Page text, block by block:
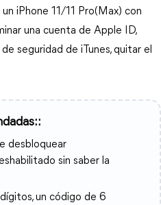
iPhone 11/11 Pro(Max) con
una cuenta de Apple ID,
seguridad de iTunes, quitar el
desbloquear
sin saber la
un código de 6